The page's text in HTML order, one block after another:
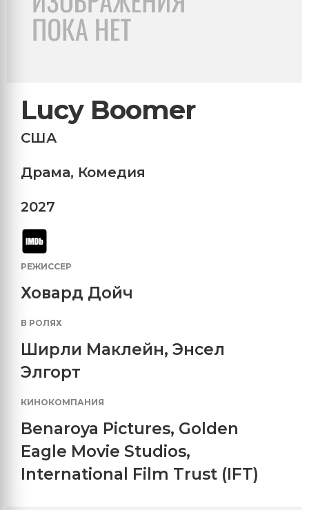
Lucy Boomer
США
Драма, Комедия
2027
РЕЖИССЕР
Ховард Дойч
В РОЛЯХ
Ширли Маклейн, Энсел
Элгорт
КИНОКОМПАНИЯ
Benaroya Pictures, Golden
Eagle Movie Studios,
International Film Trust (IFT)